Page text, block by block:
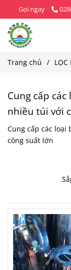
Gọi ngay
Trang chủ / LỌC
Cung cấp
nhiều túi với
Cung cấp các
công suất lớn